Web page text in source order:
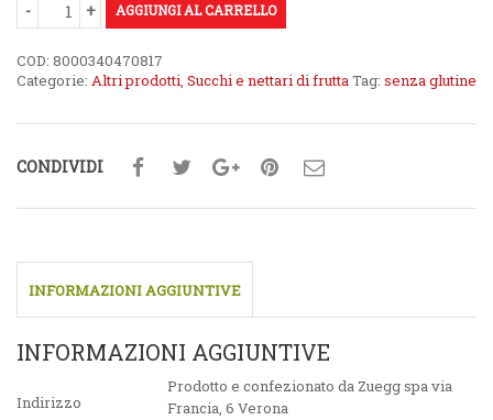
€1,99.€1,59.
AGGIUNGI AL CARRELLO
COD: 8000340470817
Categorie: Altri prodotti, Succhi e nettari di fruttaTag: senza glutine
CONDIVIDI
INFORMAZIONI AGGIUNTIVE
INFORMAZIONI AGGIUNTIVE
Indirizzo
Prodotto e confezionato da Zuegg spa via
Francia, 6 Verona